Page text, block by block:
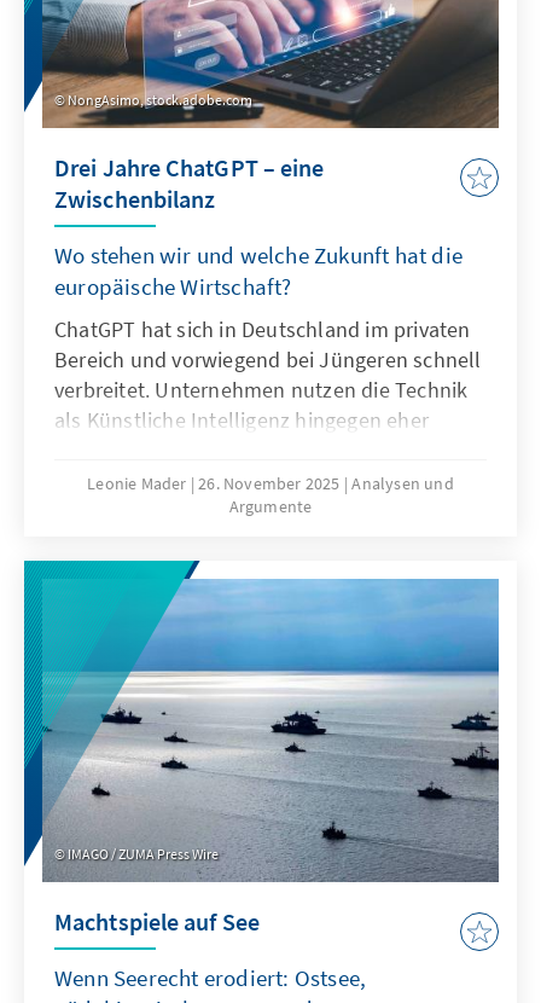
NongAsimo, stock.adobe.com
Drei Jahre ChatGPT – eine
Zwischenbilanz
Wo stehen wir und welche Zukunft hat die
europäische Wirtschaft?
ChatGPT hat sich in Deutschland im privaten
Bereich und vorwiegend bei Jüngeren schnell
verbreitet. Unternehmen nutzen die Technik
als Künstliche Intelligenz hingegen eher
hierfür sind nicht nur technische
Eigenschaften von ChatGPT, sondern auch
oder die Spezifikation. Für Europa geht es
deshalb nicht darum, ChatGPT mit
Verzögerung nachzubauen. Vielmehr gilt es
eigene Modelle zu entwickeln oder
außereuropäische so anzupassen, dass sie als
Produkte besser zu den institutionalisierten
Strukturen passen.
Leonie Mader 26. November 2025 Analysen und
Argumente
IMAGO / ZUMA Press Wire
Machtspiele auf See
Wenn Seerecht erodiert: Ostsee,